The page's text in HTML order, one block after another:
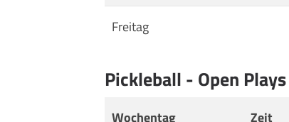
Freitag
Pickleball - Open Plays
Wochentag Zeit